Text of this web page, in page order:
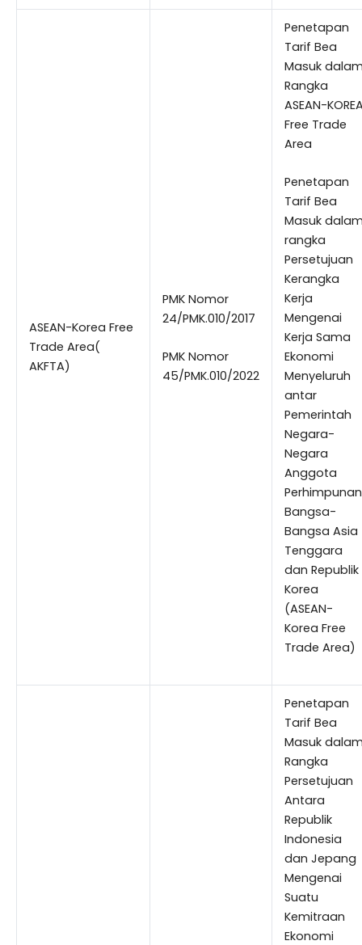
ASEAN-Korea Free
Trade Area(
AKFTA)
PMK Nomor
24/PMK.010/2017
PMK Nomor
45/PMK.010/2022
Penetapan
Tarif Bea
Masuk
Rangka
ASEAN-
Free Trade
Area
Penetapan
Tarif Bea
Masuk
rangka
Persetujuan
Kerangka
Kerja
Mengenai
Kerja Sama
Ekonomi
Menyeluruh
antar
Pemerintah
Negara-
Negara
Anggota
Perhimpunan
Bangsa-
Bangsa Asia
Tenggara
dan Republik
Korea
(ASEAN-
Korea Free
Trade Area)
Penetapan
Tarif Bea
Masuk
Rangka
Persetujuan
Antara
Republik
Indonesia
dan Jepang
Mengenai
Suatu
Kemitraan
Ekonomi